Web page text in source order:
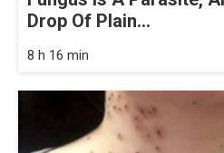
Drop Of Plain...
8 h 16 min